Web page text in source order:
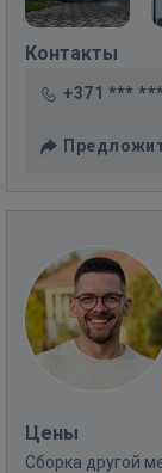
Контакты
+371 ***
Цены
Сборка другой